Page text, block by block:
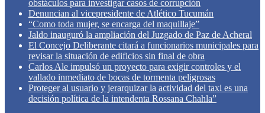
obstáculos para investigar casos de corrupción
Denuncian al vicepresidente de Atlético Tucumán
“Como toda mujer, se encarga del maquillaje”
Jaldo inauguró la ampliación del Juzgado de Paz de Acheral
El Concejo Deliberante citará a funcionarios municipales para
revisar la situación de edificios sin final de obra
Carlos Ale impulsó un proyecto para exigir controles y el
vallado inmediato de bocas de tormenta peligrosas
Proteger al usuario y jerarquizar la actividad del taxi es una
decisión política de la intendenta Rossana Chahla”